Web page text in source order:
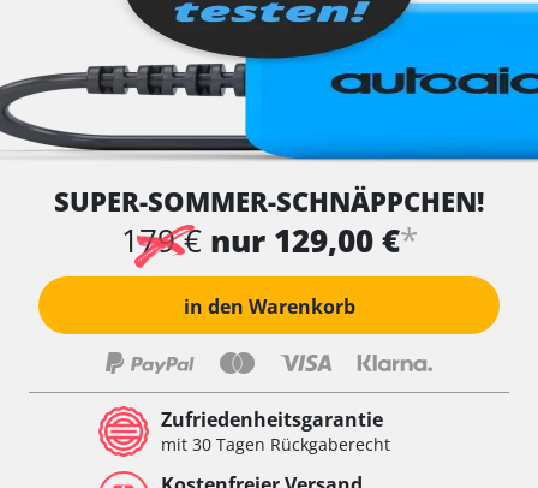
SUPER-SOMMER-SCHNÄPPCHEN!
179 € nur 129,00 €*
in den Warenkorb
Zufriedenheitsgarantie
mit 30 Tagen Rückgaberecht